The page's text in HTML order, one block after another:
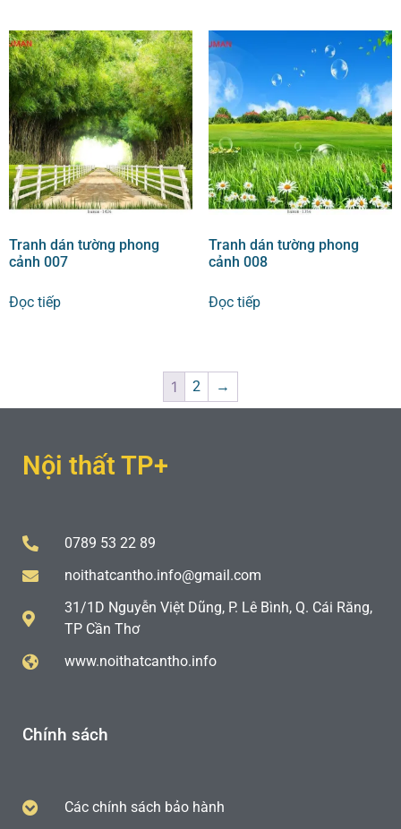
Tranh dán tường phong
cảnh 007
Đọc tiếp
Tranh dán tường phong
cảnh 008
Đọc tiếp
1 2 →
Nội thất TP+
0789 53 22 89
noithatcantho.info@gmail.com
31/1D Nguyễn Việt Dũng, P. Lê Bình, Q. Cái Răng,
TP Cần Thơ
www.noithatcantho.info
Chính sách
Các chính sách bảo hành